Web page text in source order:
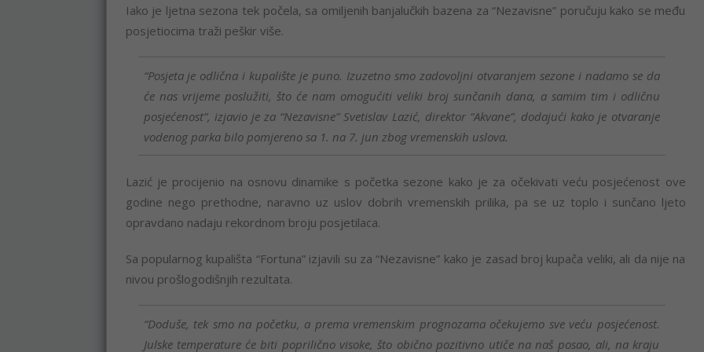
Iako je ljetna sezona tek počela, sa omiljenih banjalučkih bazena za “Nezavisne” poručuju kako se među
posjetiocima traži peškir više.
“Posjeta je odlična i kupalište je puno. Izuzetno smo zadovoljni otvaranjem sezone i nadamo se da
će nas vrijeme poslužiti, što će nam omogućiti veliki broj sunčanih dana, a samim tim i odličnu
posjećenost”, izjavio je za “Nezavisne” Svetislav Lazić, direktor “Akvane”, dodajući kako je otvaranje
vodenog parka bilo pomjereno sa 1. na 7. jun zbog vremenskih uslova.
Lazić je procijenio na osnovu dinamike s početka sezone kako je za očekivati veću posjećenost ove
godine nego prethodne, naravno uz uslov dobrih vremenskih prilika, pa se uz toplo i sunčano ljeto
opravdano nadaju rekordnom broju posjetilaca.
Sa popularnog kupališta “Fortuna” izjavili su za “Nezavisne” kako je zasad broj kupača veliki, ali da nije na
nivou prošlogodišnjih rezultata.
“Doduše, tek smo na početku, a prema vremenskim prognozama očekujemo sve veću posjećenost.
Julske temperature će biti poprilično visoke, što obično pozitivno utiče na naš posao, ali, na kraju